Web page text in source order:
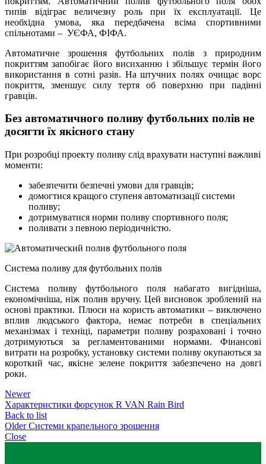
типів відіграє величезну роль при їх експлуатації. Це
необхідна умова, яка передбачена всіма спортивними
спільнотами – УЄФА, ФІФА.
Автоматичне зрошення футбольних полів з природним
покриттям запобігає його висиханню і збільшує термін його
використання в сотні разів. На штучних полях очищає ворс
покриття, зменшує силу тертя об поверхню при падінні
гравців.
Без автоматичного поливу футбольних полів не
досягти їх якісного стану
При розробці проекту поливу слід врахувати наступні важливі
моменти:
забезпечити безпечні умови для гравців;
домогтися кращого ступеня автоматизації системи
поливу;
дотримуватися норми поливу спортивного поля;
поливати з певною періодичністю.
Система поливу для футбольних полів
Система поливу футбольного поля набагато вигідніша,
економічніша, ніж полив вручну. Цей висновок зроблений на
основі практики. Плюси на користь автоматики – виключено
вплив людського фактора, немає потреби в спеціальних
механізмах і техніці, параметри поливу розраховані і точно
дотримуються за регламентованими нормами. Фінансові
витрати на розробку, установку системи поливу окупаються за
короткий час, якісне зелене покриття забезпечено на довгі
роки.
Newer
Характеристики форсунок R VAN Rain Bird
Back to list
Older Системи крапельного зрошення
Close